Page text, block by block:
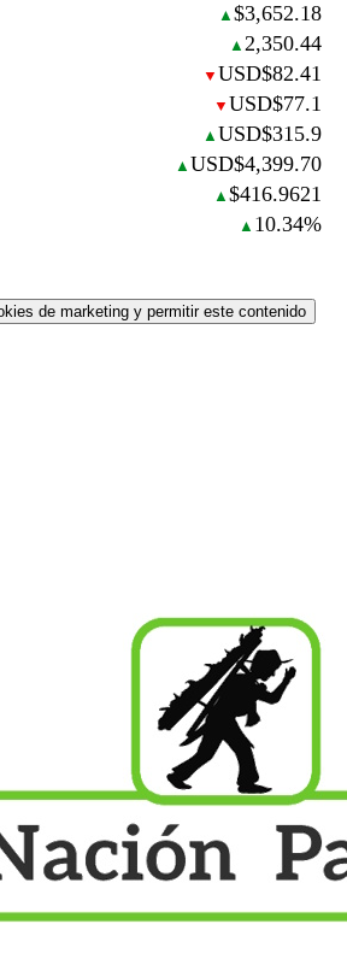
▲ $3,652.18
▲ 2,350.44
▼ USD$82.41
▼ USD$77.1
▲ USD$315.9
▲ USD$4,399.70
▲ $416.9621
▲ 10.34%
de marketing y permitir este contenido